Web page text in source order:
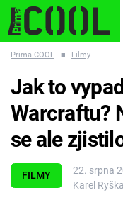
ESCAPE PLNEJ
Témata
Prima COOL ■ Filmy
FILMY
22. srpna
Karel Ryška
Jak to
Warcraftu?
se ale